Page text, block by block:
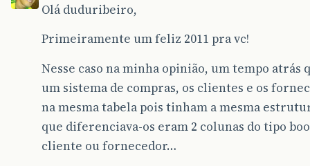
Olá duduribeiro,
Primeiramente um feliz 2011 pra vc!
Nesse caso na minha opinião, um tempo atrás
um sistema de compras, os clientes e os
na mesma tabela pois tinham a mesma
que diferenciava-os eram 2 colunas do tipo
cliente ou fornecedor…